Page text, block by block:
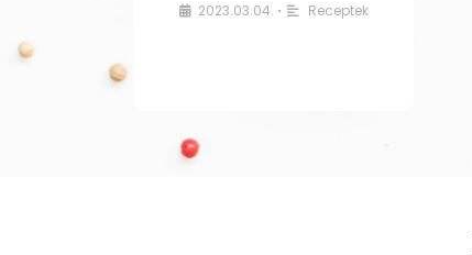
2023.03.04. • Receptek